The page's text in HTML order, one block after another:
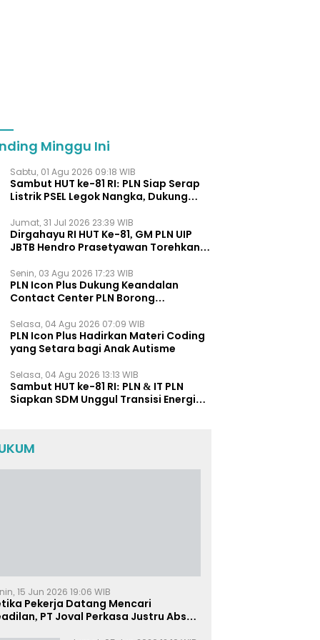
Minggu Ini
Sabtu, 01 Agu 2026 09:18 WIB
Sambut HUT ke-81 RI: PLN Siap Serap
Listrik PSEL Legok Nangka, Dukung
Jumat, 31 Jul 2026 23:39 WIB
Dirgahayu RI HUT Ke-81, GM PLN UIP
JBTB Hendro Prasetyawan Torehkan
Energi Regional.
Senin, 03 Agu 2026 17:23 WIB
PLN Icon Plus Dukung Keandalan
Contact Center PLN Borong
Selasa, 04 Agu 2026 07:09 WIB
PLN Icon Plus Hadirkan Materi Coding
yang Setara bagi Anak Autisme
Selasa, 04 Agu 2026 13:13 WIB
Sambut HUT ke-81 RI: PLN & IT PLN
Siapkan SDM Unggul Transisi Energi
15 Jun 2026 19:06 WIB
Pekerja Datang Mencari
PT Joval Perkasa Justru Absen